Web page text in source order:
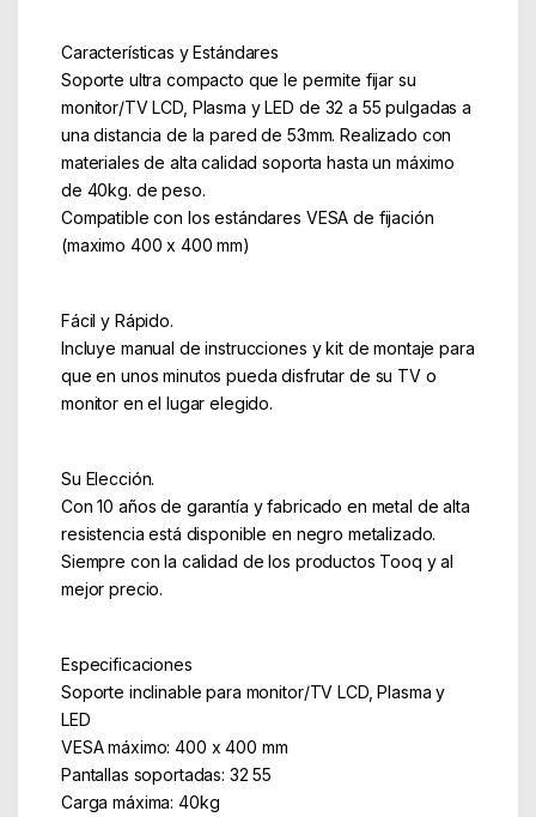
Características y Estándares
Soporte ultra compacto que le permite fijar su
monitor/TV LCD, Plasma y LED de 32 a 55 pulgadas a
una distancia de la pared de 53mm. Realizado con
materiales de alta calidad soporta hasta un máximo
de 40kg. de peso.
Compatible con los estándares VESA de fijación
(maximo 400 x 400 mm)
Fácil y Rápido.
Incluye manual de instrucciones y kit de montaje para
que en unos minutos pueda disfrutar de su TV o
monitor en el lugar elegido.
Su Elección.
Con 10 años de garantía y fabricado en metal de alta
resistencia está disponible en negro metalizado.
Siempre con la calidad de los productos Tooq y al
mejor precio.
Especificaciones
Soporte inclinable para monitor/TV LCD, Plasma y
LED
VESA máximo: 400 x 400 mm
Pantallas soportadas: 32 55
Carga máxima: 40kg